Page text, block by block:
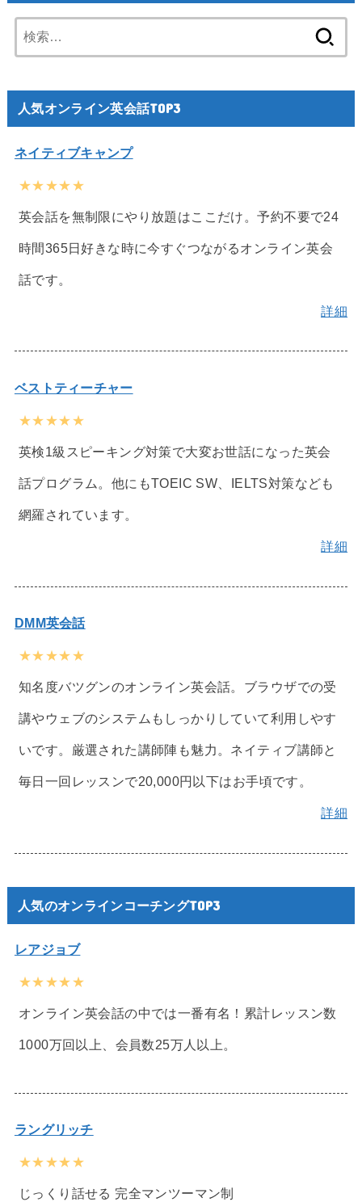
索:
人気オンライン英会話TOP3
ネイティブキャンプ
★★★★★
英会話を無制限にやり放題はここだけ。予約不要で24
時間365日好きな時に今すぐつながるオンライン英会
話です。
詳細
ベストティーチャー
★★★★★
英検1級スピーキング対策で大変お世話になった英会
話プログラム。他にもTOEIC SW、IELTS対策なども
網羅されています。
詳細
DMM英会話
★★★★★
知名度バツグンのオンライン英会話。ブラウザでの受
講やウェブのシステムもしっかりしていて利用しやす
いです。厳選された講師陣も魅力。ネイティブ講師と
毎日一回レッスンで20,000円以下はお手頃です。
詳細
人気のオンラインコーチングTOP3
レアジョブ
★★★★★
オンライン英会話の中では一番有名！累計レッスン数
1000万回以上、会員数25万人以上。
ラングリッチ
★★★★★
じっくり話せる 完全マンツーマン制